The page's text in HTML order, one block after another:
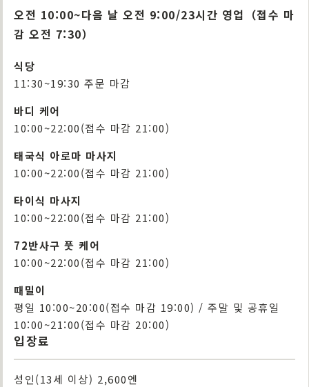
오전 10:00~다음 날 오전 9:00/23시간 영업 （접수 마
감 오전 7:30）
식당
11:30~19:30 주문 마감
바디 케어
10:00~22:00(접수 마감 21:00)
태국식 아로마 마사지
10:00~22:00(접수 마감 21:00)
타이식 마사지
10:00~22:00(접수 마감 21:00)
72반사구 풋 케어
10:00~22:00(접수 마감 21:00)
때밀이
평일 10:00~20:00(접수 마감 19:00) / 주말 및 공휴일
10:00~21:00(접수 마감 20:00)
입장료
성인(13세 이상) 2,600엔